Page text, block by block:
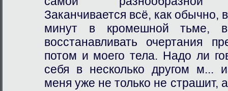
Заканчивается всё, как обычно,
минут в кромешной тьме,
восстанавливать очертания
потом и моего тела. Надо ли
себя в несколько другом м...
меня уже не только не страшит,